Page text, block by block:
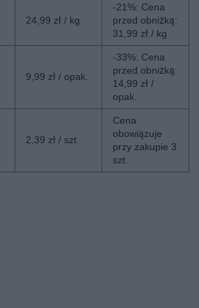
24,99 zł / kg
-21%: Cena
przed obniżką:
31,99 zł / kg
9,99 zł / opak.
-33%: Cena
przed obniżką:
14,99 zł /
opak.
2,39 zł / szt.
Cena
obowiązuje
przy zakupie 3
szt.